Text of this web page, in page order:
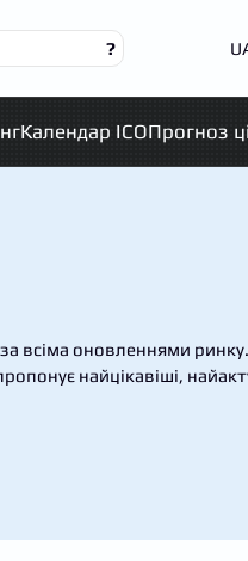
?
Календар ICOПрогноз
всіма оновленнями
найцікавіші,